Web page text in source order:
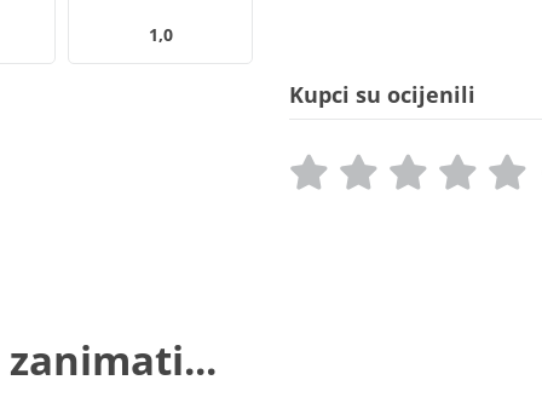
1,0
Kupci su ocijenili